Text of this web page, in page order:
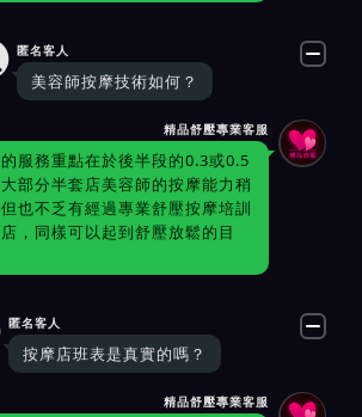
匿名客人
美容師按摩技術如何？
精品舒壓專業客服
服務重點在於後半段的0.3或0.5
部分半套店美容師的按摩能力稍
也不乏有經過專業舒壓按摩培訓
，同樣可以起到舒壓放鬆的目
匿名客人
按摩店班表是真實的嗎？
精品舒壓專業客服